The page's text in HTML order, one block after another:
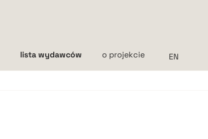
lista wydawców o projekcie